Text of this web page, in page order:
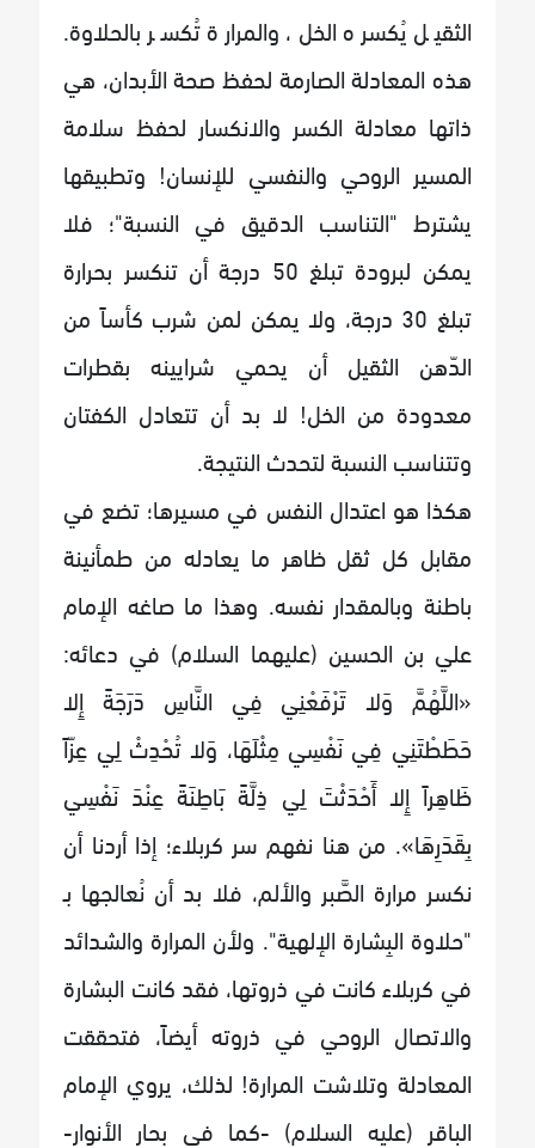
الثقيل يُكسره الخل، والمرارة تُكسر بالحلاوة.
هذه المعادلة الصارمة لحفظ صحة الأبدان، هي
ذاتها معادلة الكسر والانكسار لحفظ سلامة
المسير الروحي والنفسي للإنسان! وتطبيقها
يشترط "التناسب الدقيق في النسبة"؛ فلا
يمكن لبرودة تبلغ 50 درجة أن تنكسر بحرارة
تبلغ 30 درجة، ولا يمكن لمن شرب كأساً من
الدّهن الثقيل أن يحمي شرايينه بقطرات
معدودة من الخل! لا بد أن تتعادل الكفتان
وتتناسب النسبة لتحدث النتيجة.
هكذا هو اعتدال النفس في مسيرها؛ تضع في
مقابل كل ثقل ظاهر ما يعادله من طمأنينة
باطنة وبالمقدار نفسه. وهذا ما صاغه الإمام
علي بن الحسين (عليهما السلام) في دعائه:
«اللَّهُمَّ وَلا تَرْفَعْنِي فِي النَّاسِ دَرَجَةً إِلا
حَطَطْتَنِي فِي نَفْسِي مِثْلَهَا، وَلا تُحْدِثْ لِي عِزّاً
ظَاهِراً إِلا أَحْدَثْتَ لِي ذِلَّةً بَاطِنَةً عِنْدَ نَفْسِي
بِقَدَرِهَا». من هنا نفهم سر كربلاء؛ إذا أردنا أن
نكسر مرارة الصَّبر والألم، فلا بد أن نُعالجها بـ
"حلاوة البِشارة الإلهية". ولأن المرارة والشدائد
في كربلاء كانت في ذروتها، فقد كانت البشارة
والاتصال الروحي في ذروته أيضاً، فتحققت
المعادلة وتلاشت المرارة! لذلك، يروي الإمام
الباقر (عليه السلام) -كما في بحار الأنوار-